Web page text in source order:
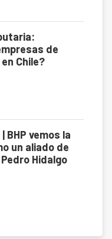
de
Chile?
BHP vemos la
un aliado de
Hidalgo